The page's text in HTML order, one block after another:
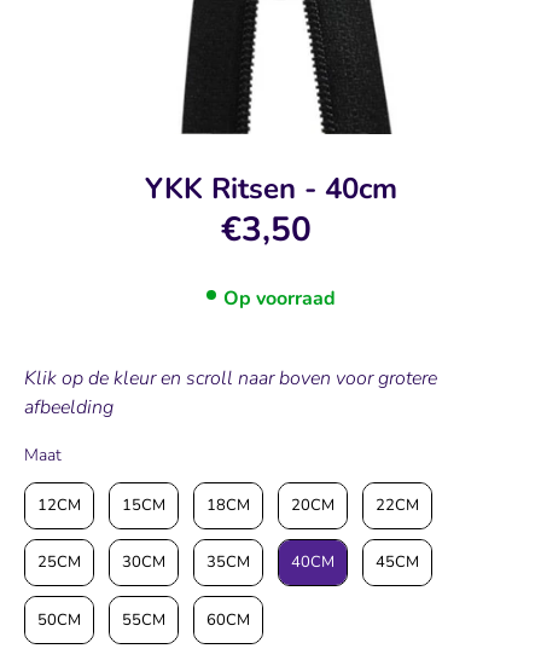
YKK Ritsen - 40cm
€3,50
Op voorraad
Klik op de kleur en scroll naar boven voor grotere
afbeelding
MaatMaat
12CM 15CM 18CM 20CM 22CM
25CM 30CM 35CM 40CM 45CM
50CM 55CM 60CM